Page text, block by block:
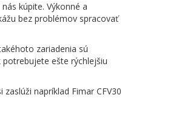
kúpite. Výkonné a
bez problémov spracovať
zariadenia sú
ešte rýchlejšiu
napríklad Fimar CFV30